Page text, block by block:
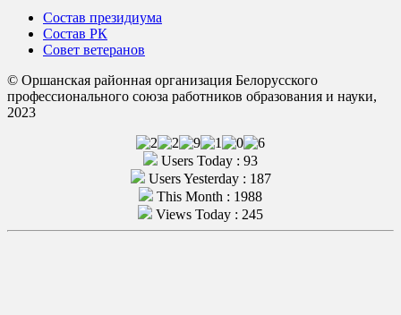
Состав президиума
Состав РК
Совет ветеранов
© Оршанская районная организация Белорусского
профессионального союза работников образования и науки,
2023
Users Today : 93
Users Yesterday : 187
This Month : 1988
Views Today : 245